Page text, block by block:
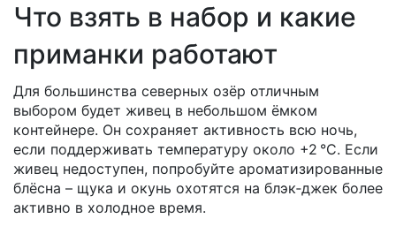
Что взять в набор и какие
приманки работают
Для большинства северных озёр отличным
выбором будет живец в небольшом ёмком
контейнере. Он сохраняет активность всю ночь,
если поддерживать температуру около +2 °C. Если
живец недоступен, попробуйте ароматизированные
блёсна – щука и окунь охотятся на блэк‑джек более
активно в холодное время.